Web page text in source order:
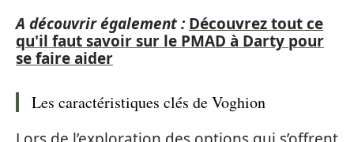
A découvrir également : Découvrez tout ce
qu'il faut savoir sur le PMAD à Darty pour
se faire aider
Les caractéristiques clés de Voghion